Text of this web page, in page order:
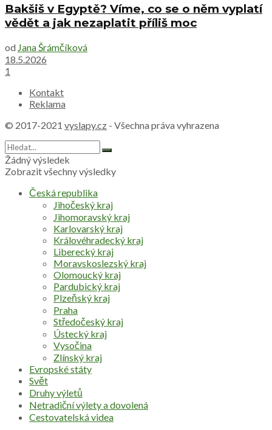
Bakšiš v Egyptě? Víme, co se o něm vyplatí
vědět a jak nezaplatit příliš moc
od Jana Šrámčíková
18.5.2026
1
Kontakt
Reklama
© 2017-2021 vyslapy.cz - Všechna práva vyhrazena
Žádný výsledek
Zobrazit všechny výsledky
Česká republika
Jihočeský kraj
Jihomoravský kraj
Karlovarský kraj
Královéhradecký kraj
Liberecký kraj
Moravskoslezský kraj
Olomoucký kraj
Pardubický kraj
Plzeňský kraj
Praha
Středočeský kraj
Ústecký kraj
Vysočina
Zlínský kraj
Evropské státy
Svět
Druhy výletů
Netradiční výlety a dovolená
Cestovatelská videa